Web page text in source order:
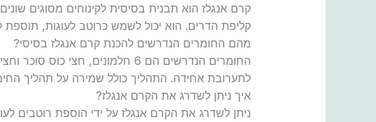
קרם אנגלז הוא תבנית בסיסית לקינוחים מסוגים
קליפת הדרים. הוא יכול לשמש כרוטב לעוגות, תוספת
מהם החומרים הנדרשים להכנת קרם אנגלז בסיסי?
החומרים הנדרשים הם 6
לתערובת אחידה. התהליך כולל שמירה על תהליך
איך ניתן לשדרג את הקרם אנגלז?
ניתן לשדרג את הקרם אנגלז על ידי הוספת רוטבים